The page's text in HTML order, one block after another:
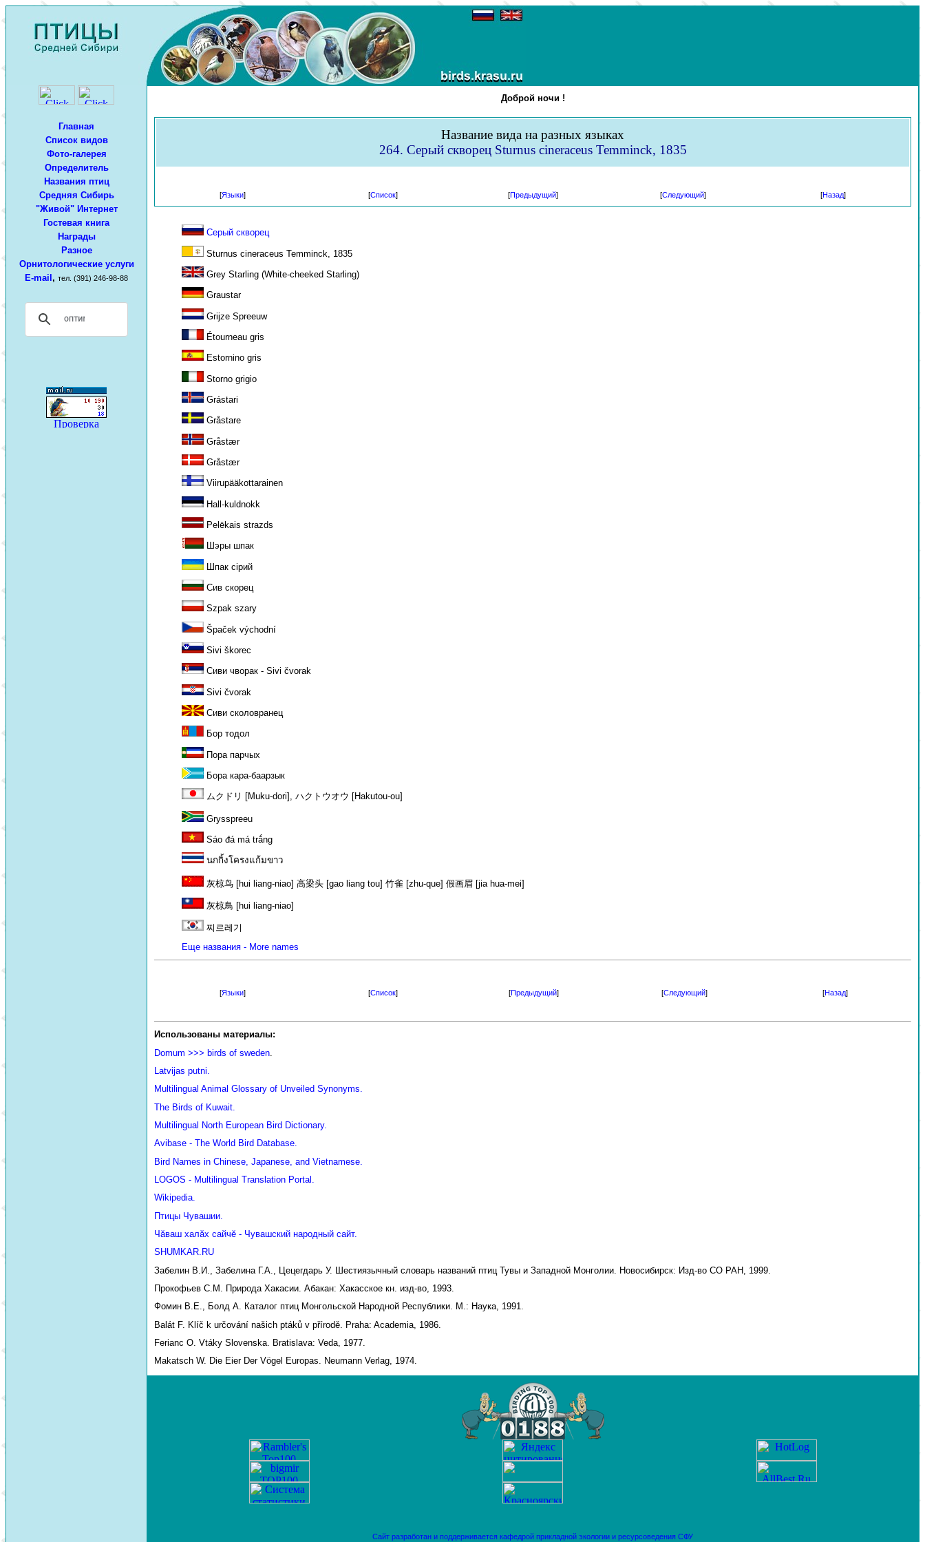
Главная
Список видов
Фото-галерея
Определитель
Названия птиц
Средняя Сибирь
"Живой" Интернет
Гостевая книга
Награды
Разное
Орнитологические услуги
E-mail , тел. (391) 246-98-88
Доброй ночи !
Название вида на разных языках
264. Серый скворец Sturnus cineraceus Temminck, 1835
[Языки] [Список] [Предыдущий] [Следующий] [Назад]
Серый скворец
Sturnus cineraceus Temminck, 1835
Grey Starling (White-cheeked Starling)
Graustar
Grijze Spreeuw
Étourneau gris
Estornino gris
Storno grigio
Grástari
Gråstare
Gråstær
Gråstær
Viirupääkottarainen
Hall-kuldnokk
Pelēkais strazds
Шэры шпак
Шпак сірий
Сив скорец
Szpak szary
Špaček východní
Sivi škorec
Сиви чворак - Sivi čvorak
Sivi čvorak
Сиви сколовранец
Бор тодол
Пора парчых
Бора кара-баарзык
ムクドリ [Muku-dori], ハクトウオウ [Hakutou-ou]
Grysspreeu
Sáo đá má trắng
นกกิ้งโครงแก้มขาว
灰椋鸟 [hui liang-niao] 高梁头 [gao liang tou] 竹雀 [zhu-que] 假画眉 [jia hua-mei]
灰椋鳥 [hui liang-niao]
찌르레기
Еще названия - More names
[Языки] [Список] [Предыдущий] [Следующий] [Назад]
Использованы материалы:
Domum >>> birds of sweden
Latvijas putni.
Multilingual Animal Glossary of Unveiled Synonyms.
The Birds of Kuwait.
Multilingual North European Bird Dictionary.
Avibase - The World Bird Database.
Bird Names in Chinese, Japanese, and Vietnamese.
LOGOS - Multilingual Translation Portal.
Wikipedia.
Птицы Чувашии.
Чăваш халăх сайчĕ - Чувашский народный сайт.
SHUMKAR.RU
Забелин В.И., Забелина Г.А., Цецегдарь У. Шестиязычный словарь названий птиц Тувы и Западной Монголии. Новосибирск: Изд-во СО РАН, 1999.
Прокофьев С.М. Природа Хакасии. Абакан: Хакасское кн. изд-во, 1993.
Фомин В.Е., Болд А. Каталог птиц Монгольской Народной Республики. М.: Наука, 1991.
Balát F. Klíč k určování našich ptáků v přírodě. Praha: Academia, 1986.
Ferianc O. Vtáky Slovenska. Bratislava: Veda, 1977.
Makatsch W. Die Eier Der Vögel Europas. Neumann Verlag, 1974.
Сайт разработан и поддерживается кафедрой прикладной экологии и ресурсоведения СФУ